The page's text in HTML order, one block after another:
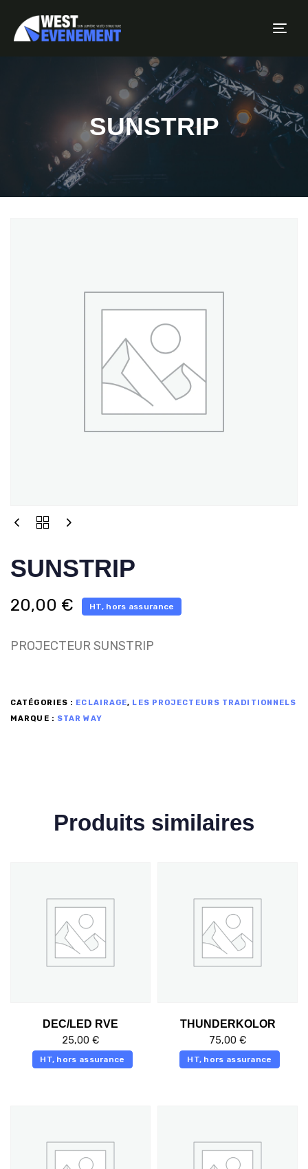
SUNSTRIP
SUNSTRIP
20,00 € HT, hors assurance
PROJECTEUR SUNSTRIP
CATÉGORIES : ECLAIRAGE, LES PROJECTEURS TRADITIONNELS
MARQUE : STAR WAY
Produits similaires
DEC/LED RVE
25,00 €
HT, hors assurance
THUNDERKOLOR
75,00 €
HT, hors assurance